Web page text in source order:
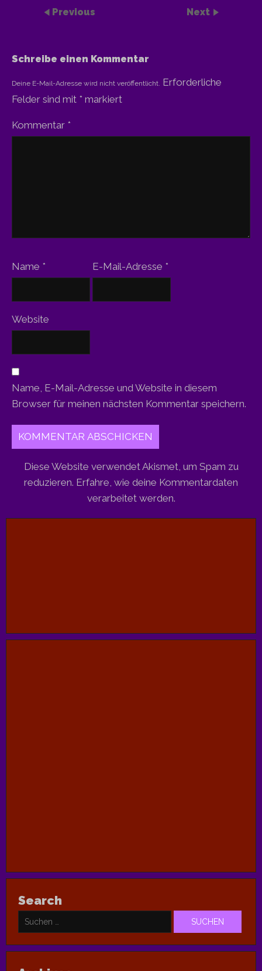
Previous Next
Schreibe einen Kommentar
Deine E-Mail-Adresse wird nicht veröffentlicht. Erforderliche
Felder sind mit * markiert
Kommentar *
Name * E-Mail-Adresse *
Website
Name, E-Mail-Adresse und Website in diesem
Browser für meinen nächsten Kommentar speichern.
Diese Website verwendet Akismet, um Spam zu
reduzieren. Erfahre, wie deine Kommentardaten
verarbeitet werden.
Search
nach: